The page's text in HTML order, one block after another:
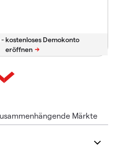
-
Märkte